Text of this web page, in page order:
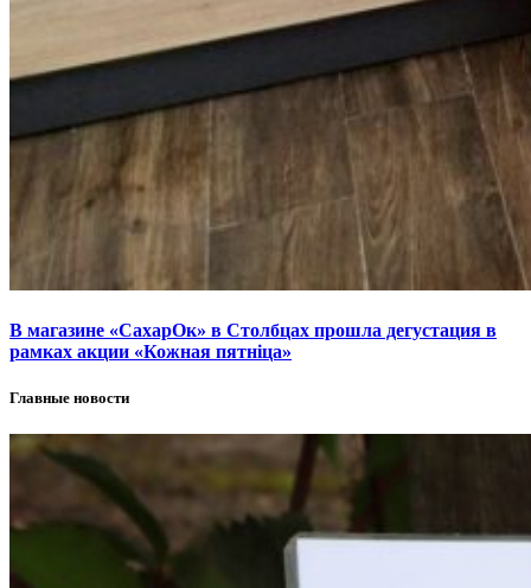
В магазине «СахарОк» в Столбцах прошла дегустация в
рамках акции «Кожная пятніца»
Главные новости